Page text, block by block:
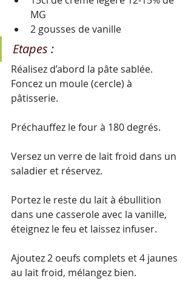
MG
2 gousses de vanille
Etapes :
Réalisez d’abord la pâte sablée.
Foncez un moule (cercle) à
pâtisserie.
Préchauffez le four à 180 degrés.
Versez un verre de lait froid dans un
saladier et réservez.
Portez le reste du lait à ébullition
dans une casserole avec la vanille,
éteignez le feu et laissez infuser.
Ajoutez 2 oeufs complets et 4 jaunes
au lait froid, mélangez bien.